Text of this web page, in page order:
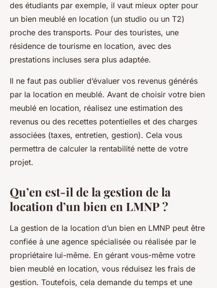
des étudiants par exemple, il vaut mieux opter pour
un bien meublé en location (un studio ou un T2)
proche des transports. Pour des touristes, une
résidence de tourisme en location, avec des
prestations incluses sera plus adaptée.
Il ne faut pas oublier d’évaluer vos revenus générés
par la location en meublé. Avant de choisir votre bien
meublé en location, réalisez une estimation des
revenus ou des recettes potentielles et des charges
associées (taxes, entretien, gestion). Cela vous
permettra de calculer la rentabilité nette de votre
projet.
Qu’en est-il de la gestion de la
location d’un bien en LMNP ?
La gestion de la location d’un bien en LMNP peut être
confiée à une agence spécialisée ou réalisée par le
propriétaire lui-même. En gérant vous-même votre
bien meublé en location, vous réduisez les frais de
gestion. Toutefois, cela demande du temps et une